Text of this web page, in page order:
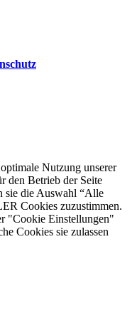
Nutzung unserer
den Betrieb der Seite
sie die Auswahl “Alle
Cookies zuzustimmen.
"Cookie Einstellungen"
Cookies sie zulassen